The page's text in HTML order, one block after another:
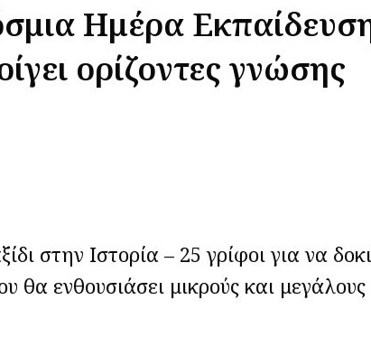
Ημέρα
ορίζοντες γνώσης
στην Ιστορία – 25 γρίφοι για να
θα ενθουσιάσει μικρούς και μεγάλους